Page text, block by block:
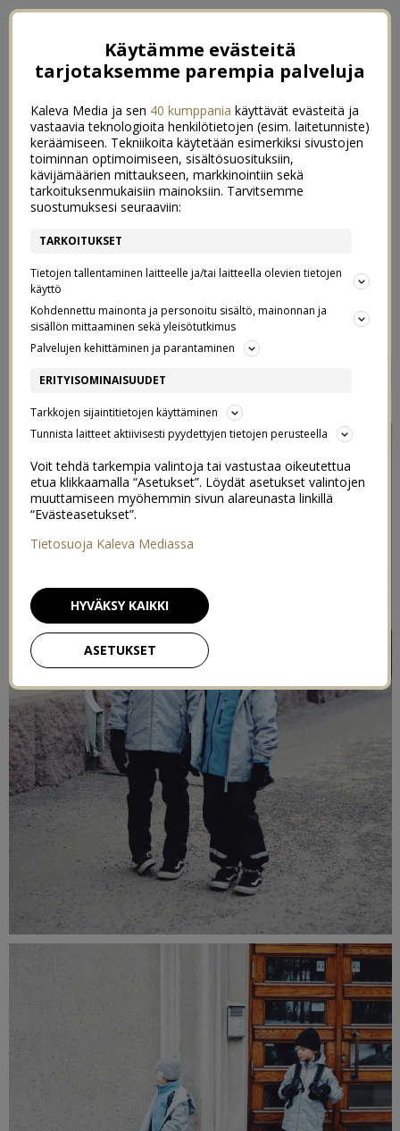
KOTIKOULU ALKAA
Käytämme evästeitä
tarjotaksemme parempia palveluja
Kaleva Media ja sen 40 kumppania käyttävät evästeitä ja
vastaavia teknologioita henkilötietojen (esim. laitetunniste)
keräämiseen. Tekniikoita käytetään esimerkiksi sivustojen
toiminnan optimoimiseen, sisältösuosituksiin,
kävijämäärien mittaukseen, markkinointiin sekä
tarkoituksenmukaisiin mainoksiin. Tarvitsemme
suostumuksesi seuraaviin:
TARKOITUKSET
Tietojen tallentaminen laitteelle ja/tai laitteella olevien tietojen
käyttö
Kohdennettu mainonta ja personoitu sisältö, mainonnan ja
sisällön mittaaminen sekä yleisötutkimus
Palvelujen kehittäminen ja parantaminen
ERITYISOMINAISUUDET
Tarkkojen sijaintitietojen käyttäminen
Tunnista laitteet aktiivisesti pyydettyjen tietojen perusteella
Voit tehdä tarkempia valintoja tai vastustaa oikeutettua
etua klikkaamalla “Asetukset”. Löydät asetukset valintojen
muuttamiseen myöhemmin sivun alareunasta linkillä
“Evästeasetukset”.
Tietosuoja Kaleva Mediassa
ASETUKSET
HYVÄKSY KAIKKI